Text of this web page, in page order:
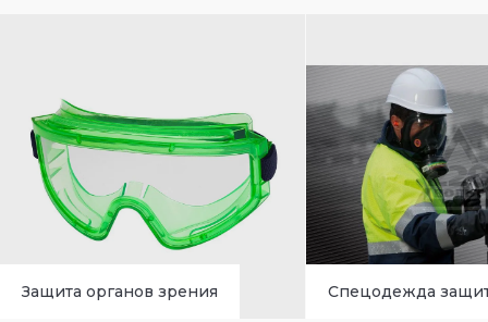
Защита органов зрения Спецодежда